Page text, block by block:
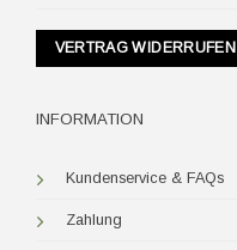
VERTRAG WIDERRUFEN
INFORMATION
Kundenservice & FAQs
Zahlung